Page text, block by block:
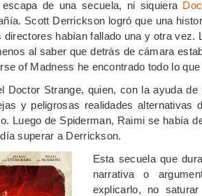
de una secuela, ni siquiera
Scott Derrickson logró que una
habían fallado una y otra vez.
al saber que detrás de cámara
of Madness he encontrado todo lo
Doctor Strange, quien, con la ayuda
y peligrosas realidades alternativas
Luego de Spiderman, Raimi se había
superar a Derrickson.
Esta secuela que
narrativa o
explicarlo, no